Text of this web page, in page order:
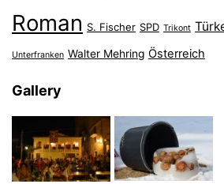
Roman S. Fischer SPD Trikont
Unterfranken Walter Mehring Österreich
Gallery